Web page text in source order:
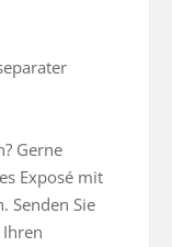
Gerne
Exposé mit
Senden Sie